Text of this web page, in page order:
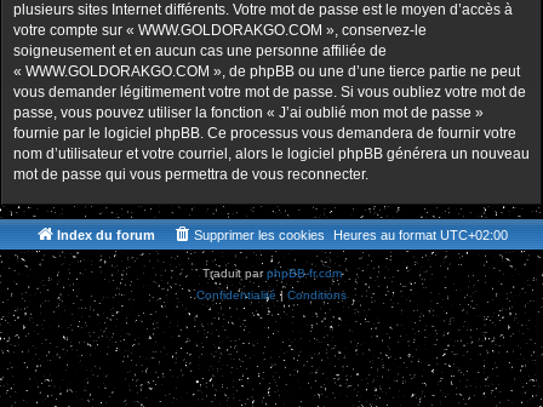
plusieurs sites Internet différents. Votre mot de passe est le moyen d’accès à
votre compte sur « WWW.GOLDORAKGO.COM », conservez-le
soigneusement et en aucun cas une personne affiliée de
« WWW.GOLDORAKGO.COM », de phpBB ou une d’une tierce partie ne peut
vous demander légitimement votre mot de passe. Si vous oubliez votre mot de
passe, vous pouvez utiliser la fonction « J’ai oublié mon mot de passe »
fournie par le logiciel phpBB. Ce processus vous demandera de fournir votre
nom d’utilisateur et votre courriel, alors le logiciel phpBB générera un nouveau
mot de passe qui vous permettra de vous reconnecter.
Index du forum Heures au format UTC+02:00
Supprimer les cookies
Traduit parphpBB-fr.com
Confidentialité | Conditions